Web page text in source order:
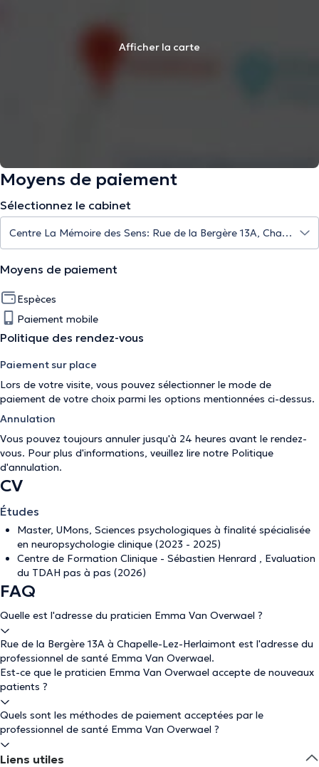
Afficher la carte
Moyens de paiement
Sélectionnez le cabinet
Moyens de paiement
Espèces
Paiement mobile
Politique des rendez-vous
Paiement sur place
Lors de votre visite, vous pouvez sélectionner le mode de
paiement de votre choix parmi les options mentionnées ci-dessus.
Annulation
Vous pouvez toujours annuler jusqu'à 24 heures avant le rendez-
vous. Pour plus d'informations, veuillez lire notre Politique
d'annulation.
CV
Études
Master, UMons, Sciences psychologiques à finalité spécialisée
en neuropsychologie clinique (2023 - 2025)
Centre de Formation Clinique - Sébastien Henrard , Evaluation
du TDAH pas à pas (2026)
FAQ
Quelle est l'adresse du praticien Emma Van Overwael ?
Rue de la Bergère 13A à Chapelle-Lez-Herlaimont est l'adresse du
professionnel de santé Emma Van Overwael.
Est-ce que le praticien Emma Van Overwael accepte de nouveaux
patients ?
Quels sont les méthodes de paiement acceptées par le
professionnel de santé Emma Van Overwael ?
Liens utiles